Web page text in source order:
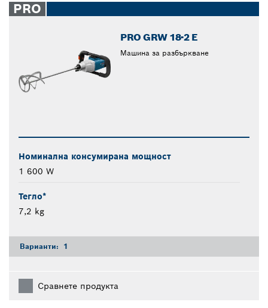
PRO
PRO GRW 18-2 E
Машина за разбъркване
Номинална консумирана мощност
1 600 W
Тегло*
7,2 kg
Варианти: 1
Сравнете продукта